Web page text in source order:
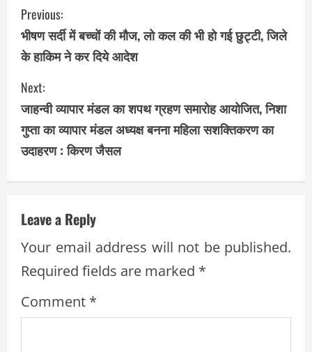
C
o
n
t
i
n
u
e
R
e
a
Previous:
भीषण सर्दी में बच्चों की मौज, लो कल की भी हो गई छुट्टी, जिले
के हाकिम ने कर दिये आदेश
Next:
जाहन्वी व्यापार मंडल का शपथ ग्रहण समारोह आयोजित, निशा
गुप्ता का व्यापार मंडल अध्यक्ष बनना महिला सशक्तिकरण का
उदाहरण : किरण जैसल
Leave a Reply
Your email address will not be published.
Required fields are marked *
Comment *